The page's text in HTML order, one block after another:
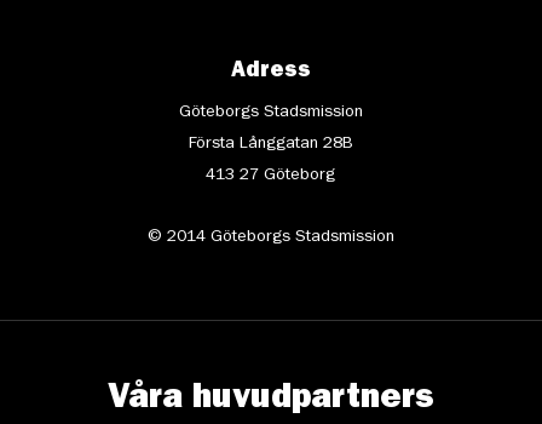
Adress
Göteborgs Stadsmission
Första Långgatan 28B
413 27 Göteborg
© 2014 Göteborgs Stadsmission
Våra huvudpartners